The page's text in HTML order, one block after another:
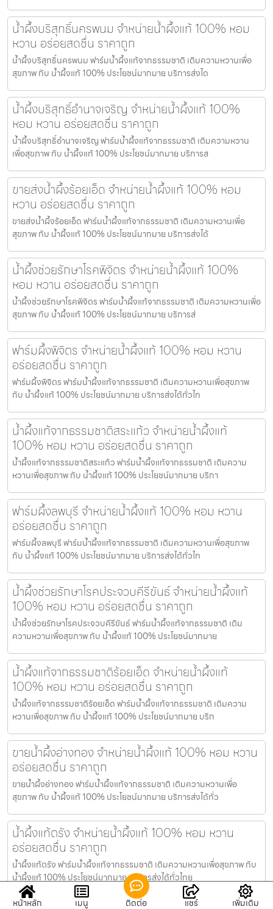
น้ำผึ้งบริสุทธิ์นครพนม จำหน่ายน้ำผึ้งแท้ 100% หอม
หวาน อร่อยสดชื่น ราคาถูก
น้ำผึ้งบริสุทธิ์นครพนม ฟาร์มน้ำผึ้งแท้จากธรรมชาติ เติมความหวานเพื่อ
สุขภาพ กับ น้ำผึ้งแท้ 100% ประโยชน์มากมาย บริการส่งได
น้ำผึ้งบริสุทธิ์อำนาจเจริญ จำหน่ายน้ำผึ้งแท้ 100%
หอม หวาน อร่อยสดชื่น ราคาถูก
น้ำผึ้งบริสุทธิ์อำนาจเจริญ ฟาร์มน้ำผึ้งแท้จากธรรมชาติ เติมความหวาน
เพื่อสุขภาพ กับ น้ำผึ้งแท้ 100% ประโยชน์มากมาย บริการส
ขายส่งน้ำผึ้งร้อยเอ็ด จำหน่ายน้ำผึ้งแท้ 100% หอม
หวาน อร่อยสดชื่น ราคาถูก
ขายส่งน้ำผึ้งร้อยเอ็ด ฟาร์มน้ำผึ้งแท้จากธรรมชาติ เติมความหวานเพื่อ
สุขภาพ กับ น้ำผึ้งแท้ 100% ประโยชน์มากมาย บริการส่งได้
น้ำผึ้งช่วยรักษาโรคพิจิตร จำหน่ายน้ำผึ้งแท้ 100%
หอม หวาน อร่อยสดชื่น ราคาถูก
น้ำผึ้งช่วยรักษาโรคพิจิตร ฟาร์มน้ำผึ้งแท้จากธรรมชาติ เติมความหวานเพื่อ
สุขภาพ กับ น้ำผึ้งแท้ 100% ประโยชน์มากมาย บริการส่
ฟาร์มผึ้งพิจิตร จำหน่ายน้ำผึ้งแท้ 100% หอม หวาน
อร่อยสดชื่น ราคาถูก
ฟาร์มผึ้งพิจิตร ฟาร์มน้ำผึ้งแท้จากธรรมชาติ เติมความหวานเพื่อสุขภาพ
กับ น้ำผึ้งแท้ 100% ประโยชน์มากมาย บริการส่งได้ทั่วไท
น้ำผึ้งแท้จากธรรมชาติสระแก้ว จำหน่ายน้ำผึ้งแท้
100% หอม หวาน อร่อยสดชื่น ราคาถูก
น้ำผึ้งแท้จากธรรมชาติสระแก้ว ฟาร์มน้ำผึ้งแท้จากธรรมชาติ เติมความ
หวานเพื่อสุขภาพ กับ น้ำผึ้งแท้ 100% ประโยชน์มากมาย บริกา
ฟาร์มผึ้งลพบุรี จำหน่ายน้ำผึ้งแท้ 100% หอม หวาน
อร่อยสดชื่น ราคาถูก
ฟาร์มผึ้งลพบุรี ฟาร์มน้ำผึ้งแท้จากธรรมชาติ เติมความหวานเพื่อสุขภาพ
กับ น้ำผึ้งแท้ 100% ประโยชน์มากมาย บริการส่งได้ทั่วไท
น้ำผึ้งช่วยรักษาโรคประจวบคีรีขันธ์ จำหน่ายน้ำผึ้งแท้
100% หอม หวาน อร่อยสดชื่น ราคาถูก
น้ำผึ้งช่วยรักษาโรคประจวบคีรีขันธ์ ฟาร์มน้ำผึ้งแท้จากธรรมชาติ เติม
ความหวานเพื่อสุขภาพ กับ น้ำผึ้งแท้ 100% ประโยชน์มากมาย
น้ำผึ้งแท้จากธรรมชาติร้อยเอ็ด จำหน่ายน้ำผึ้งแท้
100% หอม หวาน อร่อยสดชื่น ราคาถูก
น้ำผึ้งแท้จากธรรมชาติร้อยเอ็ด ฟาร์มน้ำผึ้งแท้จากธรรมชาติ เติมความ
หวานเพื่อสุขภาพ กับ น้ำผึ้งแท้ 100% ประโยชน์มากมาย บริก
ขายน้ำผึ้งอ่างทอง จำหน่ายน้ำผึ้งแท้ 100% หอม หวาน
อร่อยสดชื่น ราคาถูก
ขายน้ำผึ้งอ่างทอง ฟาร์มน้ำผึ้งแท้จากธรรมชาติ เติมความหวานเพื่อ
สุขภาพ กับ น้ำผึ้งแท้ 100% ประโยชน์มากมาย บริการส่งได้ทั่ว
น้ำผึ้งแท้ตรัง จำหน่ายน้ำผึ้งแท้ 100% หอม หวาน
อร่อยสดชื่น ราคาถูก
น้ำผึ้งแท้ตรัง ฟาร์มน้ำผึ้งแท้จากธรรมชาติ เติมความหวานเพื่อสุขภาพ กับ
น้ำผึ้งแท้ 100% ประโยชน์มากมาย บริการส่งได้ทั่วไทย
หน้าหลัก เมนู ติดต่อ แชร์ เพิ่มเติม